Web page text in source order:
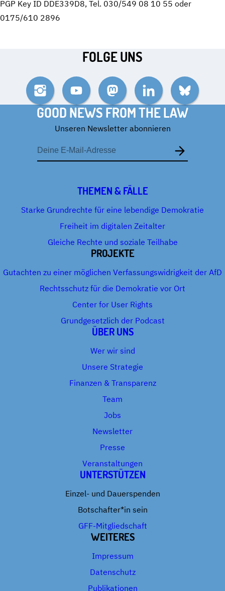
PGP Key ID DDE339D8, Tel. 030/549 08 10 55 oder
0175/610 2896
FOLGE UNS
InstagramYouTube MastodonLinkedIn Bluesky
GOOD NEWS FROM THE LAW
Unseren Newsletter abonnieren
E-
Mail-
Adresse
THEMEN & FÄLLE
Starke Grundrechte für eine lebendige Demokratie
Freiheit im digitalen Zeitalter
Gleiche Rechte und soziale Teilhabe
PROJEKTE
Gutachten zu einer möglichen Verfassungswidrigkeit der AfD
Rechtsschutz für die Demokratie vor Ort
Center for User Rights
Grundgesetzlich der Podcast
ÜBER UNS
Wer wir sind
Unsere Strategie
Finanzen & Transparenz
Team
Jobs
Newsletter
Presse
Veranstaltungen
UNTERSTÜTZEN
Einzel- und Dauerspenden
Botschafter*in sein
GFF-Mitgliedschaft
WEITERES
Impressum
Datenschutz
Publikationen